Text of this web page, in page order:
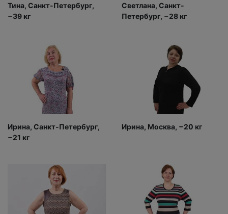
Тина, Санкт-Петербург,
−39 кг
Светлана, Санкт-
Петербург, −28 кг
Ирина, Санкт-Петербург,
−21 кг
Ирина, Москва, −20 кг